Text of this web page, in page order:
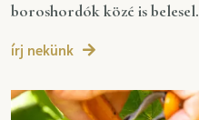
boroshordók közé is belesel.
írj nekünk